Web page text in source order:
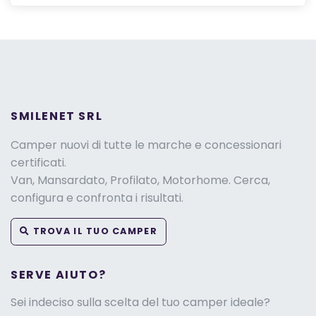
SMILENET SRL
Camper nuovi di tutte le marche e concessionari
certificati.
Van, Mansardato, Profilato, Motorhome. Cerca,
configura e confronta i risultati.
TROVA IL TUO CAMPER
SERVE AIUTO?
Sei indeciso sulla scelta del tuo camper ideale?